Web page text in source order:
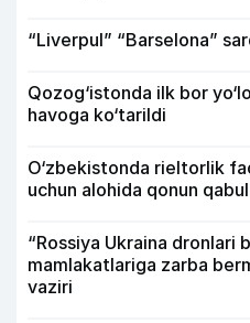
“Liverpul” “Barselona”
Qozog‘istonda ilk bor
havoga ko‘tarildi
O‘zbekistonda rieltorlik
uchun alohida qonun
“Rossiya Ukraina dronlari
mamlakatlariga zarba
vaziri